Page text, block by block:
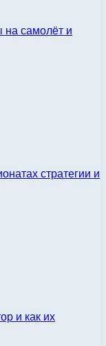
на самолёт и
стратегии и
и как их